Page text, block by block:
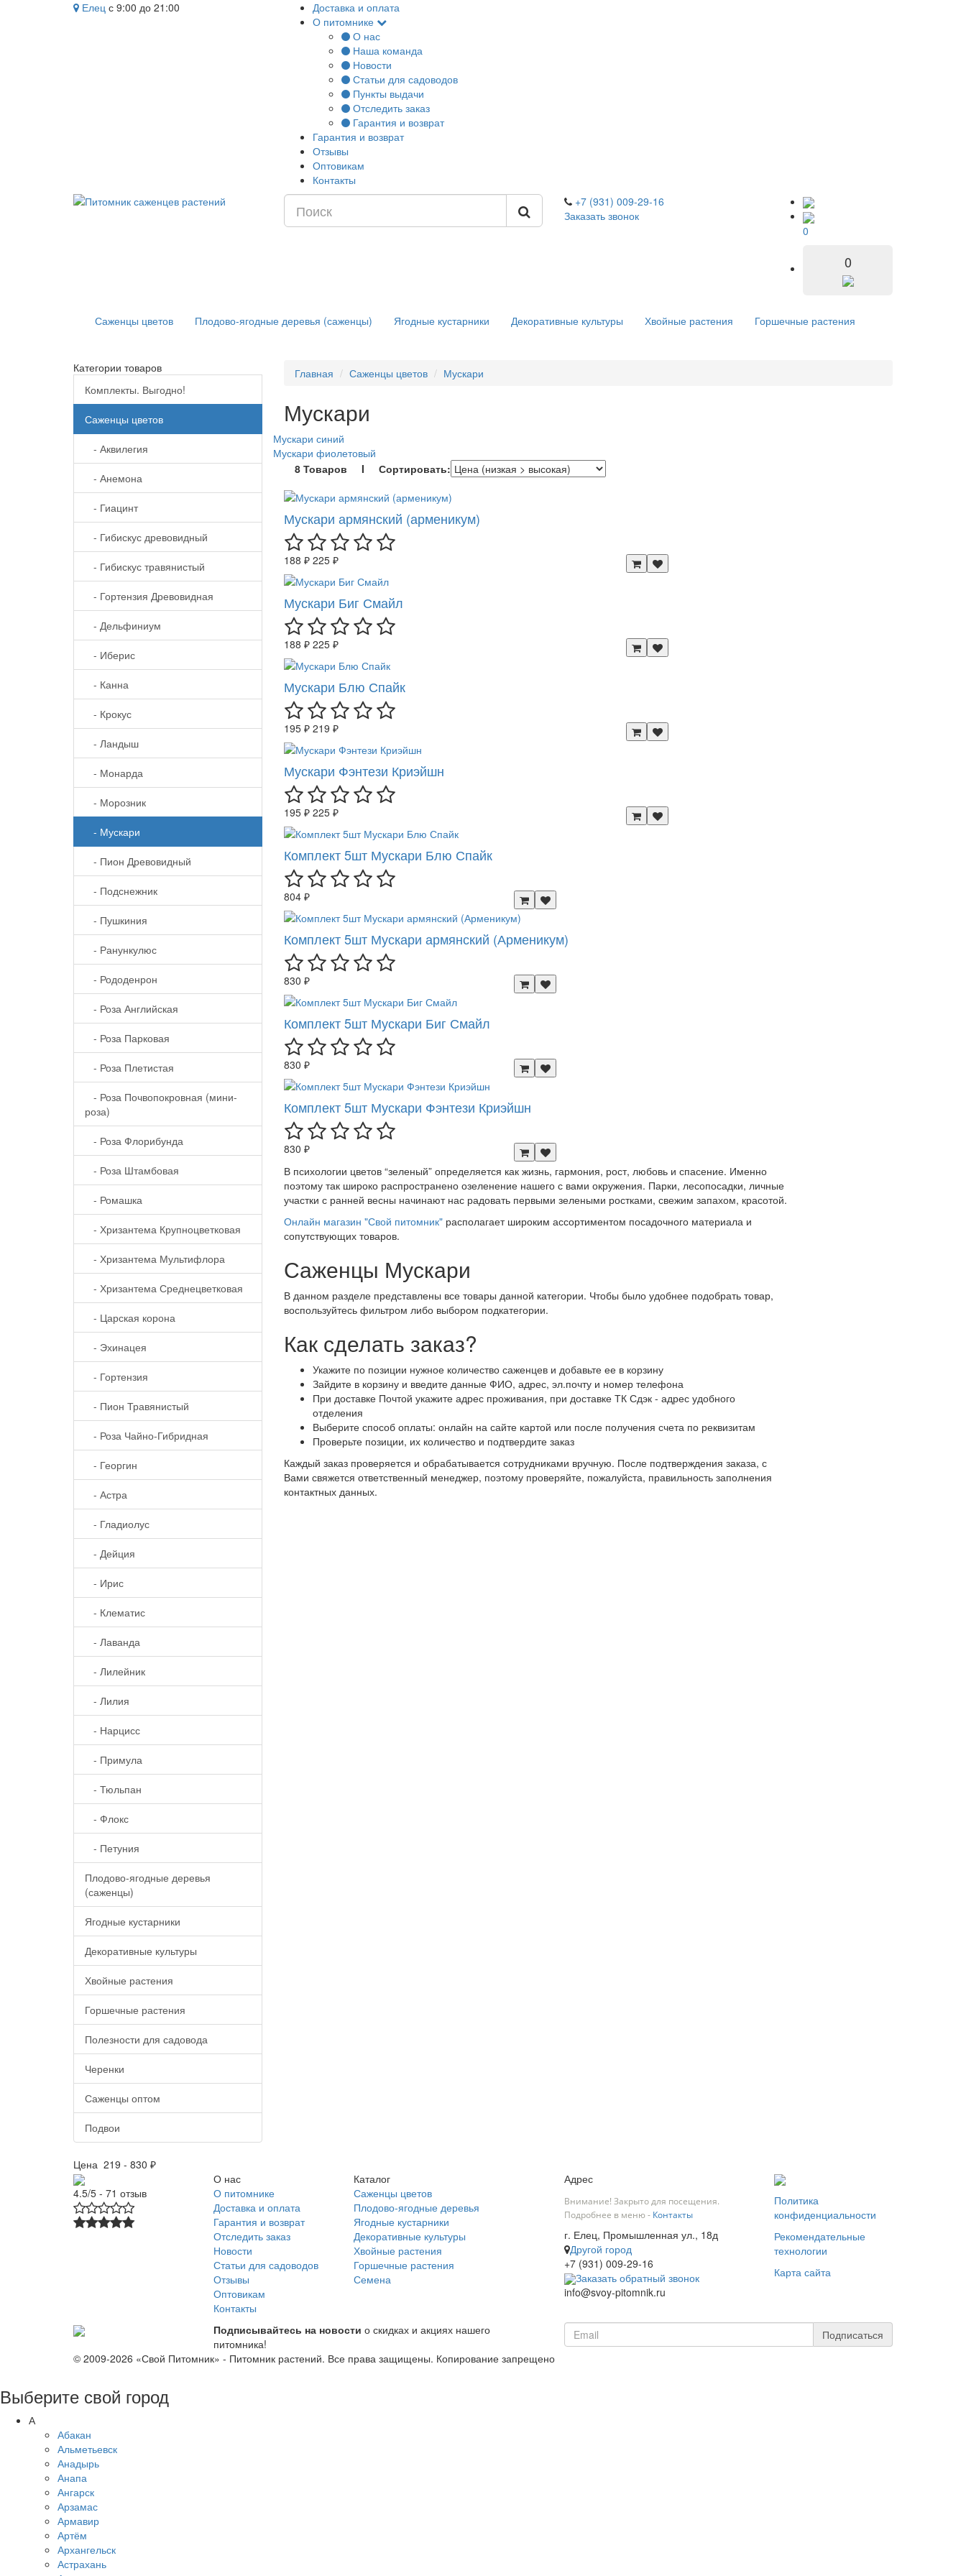
Елец с 9:00 до 21:00
Доставка и оплата
О питомнике
О нас
Наша команда
Новости
Статьи для садоводов
Пункты выдачи
Отследить заказ
Гарантия и возврат
Гарантия и возврат
Отзывы
Оптовикам
Контакты
+7 (931) 009-29-16
Заказать звонок
0
0
Саженцы цветов Плодово-ягодные деревья (саженцы) Ягодные кустарники Декоративные культуры Хвойные растения Горшечные растения
Категории товаров
Комплекты. Выгодно!
Саженцы цветов
- Аквилегия
- Анемона
- Гиацинт
- Гибискус древовидный
- Гибискус травянистый
- Гортензия Древовидная
- Дельфиниум
- Иберис
- Канна
- Крокус
- Ландыш
- Монарда
- Морозник
- Мускари
- Пион Древовидный
- Подснежник
- Пушкиния
- Ранункулюс
- Рододенрон
- Роза Английская
- Роза Парковая
- Роза Плетистая
- Роза Почвопокровная (мини-
роза)
- Роза Флорибунда
- Роза Штамбовая
- Ромашка
- Хризантема Крупноцветковая
- Хризантема Мультифлора
- Хризантема Среднецветковая
- Царская корона
- Эхинацея
- Гортензия
- Пион Травянистый
- Роза Чайно-Гибридная
- Георгин
- Астра
- Гладиолус
- Дейция
- Ирис
- Клематис
- Лаванда
- Лилейник
- Лилия
- Нарцисс
- Примула
- Тюльпан
- Флокс
- Петуния
Плодово-ягодные деревья
(саженцы)
Ягодные кустарники
Декоративные культуры
Хвойные растения
Горшечные растения
Полезности для садовода
Черенки
Саженцы оптом
Подвои
Цена 219 - 830 ₽
Главная Саженцы цветов Мускари
Мускари
Мускари синий
Мускари фиолетовый
8 Товаров I Сортировать:
Мускари армянский (арменикум)
188 ₽ 225 ₽
Мускари Биг Смайл
188 ₽ 225 ₽
Мускари Блю Спайк
195 ₽ 219 ₽
Мускари Фэнтези Криэйшн
195 ₽ 225 ₽
Комплект 5шт Мускари Блю Спайк
804 ₽
Комплект 5шт Мускари армянский (Арменикум)
830 ₽
Комплект 5шт Мускари Биг Смайл
830 ₽
Комплект 5шт Мускари Фэнтези Криэйшн
830 ₽
В психологии цветов “зеленый” определяется как жизнь, гармония, рост, любовь и спасение. Именно
поэтому так широко распространено озеленение нашего с вами окружения. Парки, лесопосадки, личные
участки с ранней весны начинают нас радовать первыми зелеными ростками, свежим запахом, красотой.
Онлайн магазин "Свой питомник"располагает широким ассортиментом посадочного материала и
сопутствующих товаров.
Саженцы Мускари
В данном разделе представлены все товары данной категории. Чтобы было удобнее подобрать товар,
воспользуйтесь фильтром либо выбором подкатегории.
Как сделать заказ?
Укажите по позиции нужное количество саженцев и добавьте ее в корзину
Зайдите в корзину и введите данные ФИО, адрес, эл.почту и номер телефона
При доставке Почтой укажите адрес проживания, при доставке ТК Сдэк - адрес удобного
отделения
Выберите способ оплаты: онлайн на сайте картой или после получения счета по реквизитам
Проверьте позиции, их количество и подтвердите заказ
Каждый заказ проверяется и обрабатывается сотрудниками вручную. После подтверждения заказа, с
Вами свяжется ответственный менеджер, поэтому проверяйте, пожалуйста, правильность заполнения
контактных данных.
4.5/5 - 71 отзыв
О нас
О питомнике
Доставка и оплата
Гарантия и возврат
Отследить заказ
Новости
Статьи для садоводов
Отзывы
Оптовикам
Контакты
Каталог
Саженцы цветов
Плодово-ягодные деревья
Ягодные кустарники
Декоративные культуры
Хвойные растения
Горшечные растения
Семена
Адрес
Внимание! Закрыто для посещения.
Подробнее в меню - Контакты
г. Елец, Промышленная ул., 18д
Другой город
+7 (931) 009-29-16
Заказать обратный звонок
info@svoy-pitomnik.ru
Политика
конфиденциальности
Рекомендательные
технологии
Карта сайта
Подписывайтесь на новости о скидках и акциях нашего
питомника!
Подписаться
© 2009-2026 «Свой Питомник» - Питомник растений. Все права защищены. Копирование запрещено
Выберите свой город
А
Абакан
Альметьевск
Анадырь
Анапа
Ангарск
Арзамас
Армавир
Артём
Архангельск
Астрахань